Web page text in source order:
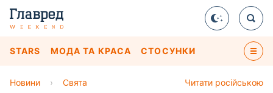
STARS МОДА ТА КРАСА СТОСУНКИ
Читати російською
Новини › Свята